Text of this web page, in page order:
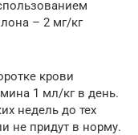
– 2 мг/кг
крови
1 мл/кг в день.
недель до тех
не придут в норму.